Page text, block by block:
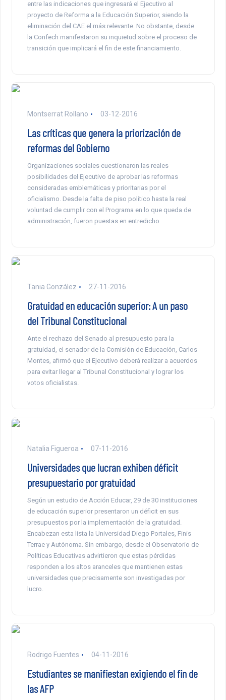
entre las indicaciones que ingresará el Ejecutivo al
proyecto de Reforma a la Educación Superior, siendo la
eliminación del CAE el más relevante. No obstante, desde
la Confech manifestaron su inquietud sobre el proceso de
transición que implicará el fin de este financiamiento.
Montserrat Rollano 03-12-2016
Las críticas que genera la priorización de
reformas del Gobierno
Organizaciones sociales cuestionaron las reales
posibilidades del Ejecutivo de aprobar las reformas
consideradas emblemáticas y prioritarias por el
oficialismo. Desde la falta de piso político hasta la real
voluntad de cumplir con el Programa en lo que queda de
administración, fueron puestas en entredicho.
Tania González 27-11-2016
Gratuidad en educación superior: A un paso
del Tribunal Constitucional
Ante el rechazo del Senado al presupuesto para la
gratuidad, el senador de la Comisión de Educación, Carlos
Montes, afirmó que el Ejecutivo deberá realizar a acuerdos
para evitar llegar al Tribunal Constitucional y lograr los
votos oficialistas.
Natalia Figueroa 07-11-2016
Universidades que lucran exhiben déficit
presupuestario por gratuidad
Según un estudio de Acción Educar, 29 de 30 instituciones
de educación superior presentaron un déficit en sus
presupuestos por la implementación de la gratuidad.
Encabezan esta lista la Universidad Diego Portales, Finis
Terrae y Autónoma. Sin embargo, desde el Observatorio de
Políticas Educativas advirtieron que estas pérdidas
responden a los altos aranceles que mantienen estas
universidades que precisamente son investigadas por
lucro.
Rodrigo Fuentes 04-11-2016
Estudiantes se manifiestan exigiendo el fin de
las AFP